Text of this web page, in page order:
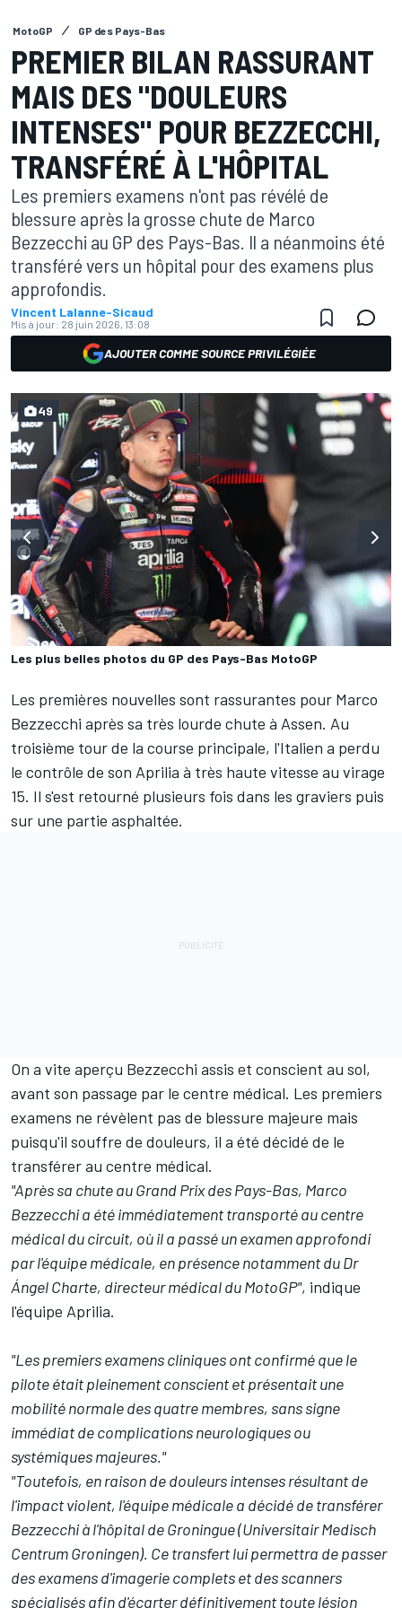
MotoGP GP des Pays-Bas
PREMIER BILAN RASSURANT
MAIS DES "DOULEURS
INTENSES" POUR BEZZECCHI,
TRANSFÉRÉ À L'HÔPITAL
Les premiers examens n'ont pas révélé de
blessure après la grosse chute de Marco
Bezzecchi au GP des Pays-Bas. Il a néanmoins été
transféré vers un hôpital pour des examens plus
approfondis.
Vincent Lalanne-Sicaud
Mis à jour: 28 juin 2026, 13:08
AJOUTER COMME SOURCE PRIVILÉGIÉE
Les plus belles photos du GP des Pays-Bas MotoGP
49
Les premières nouvelles sont rassurantes pour Marco
Bezzecchi après sa très lourde chute à Assen. Au
troisième tour de la course principale, l'Italien a perdu
le contrôle de son Aprilia à très haute vitesse au virage
15. Il s'est retourné plusieurs fois dans les graviers puis
sur une partie asphaltée.
On a vite aperçu Bezzecchi assis et conscient au sol,
avant son passage par le centre médical. Les premiers
examens ne révèlent pas de blessure majeure mais
puisqu'il souffre de douleurs, il a été décidé de le
transférer au centre médical.
"Après sa chute au Grand Prix des Pays-Bas, Marco
Bezzecchi a été immédiatement transporté au centre
médical du circuit, où il a passé un examen approfondi
par l'équipe médicale, en présence notamment du Dr
Ángel Charte, directeur médical du MotoGP", indique
l'équipe Aprilia.
"Les premiers examens cliniques ont confirmé que le
pilote était pleinement conscient et présentait une
mobilité normale des quatre membres, sans signe
immédiat de complications neurologiques ou
systémiques majeures."
"Toutefois, en raison de douleurs intenses résultant de
l'impact violent, l'équipe médicale a décidé de transférer
Bezzecchi à l'hôpital de Groningue (Universitair Medisch
Centrum Groningen). Ce transfert lui permettra de passer
des examens d'imagerie complets et des scanners
spécialisés afin d'écarter définitivement toute lésion